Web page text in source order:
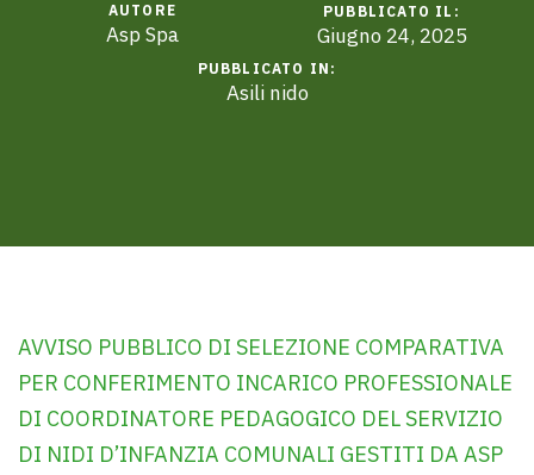
AUTORE
Asp Spa
PUBBLICATO IL:
Giugno 24, 2025
PUBBLICATO IN:
Asili nido
AVVISO PUBBLICO DI SELEZIONE COMPARATIVA
PER CONFERIMENTO INCARICO PROFESSIONALE
DI COORDINATORE PEDAGOGICO DEL SERVIZIO
DI NIDI D’INFANZIA COMUNALI GESTITI DA ASP